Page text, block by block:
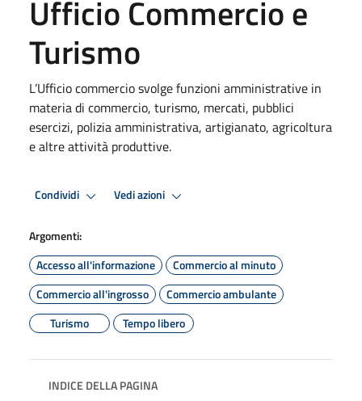
Ufficio Commercio e
Turismo
L’Ufficio commercio svolge funzioni amministrative in
materia di commercio, turismo, mercati, pubblici
esercizi, polizia amministrativa, artigianato, agricoltura
e altre attività produttive.
Condividi Vedi azioni
Argomenti:
Accesso all'informazione
Commercio al minuto
Commercio all'ingrosso
Commercio ambulante
Turismo
Tempo libero
INDICE DELLA PAGINA